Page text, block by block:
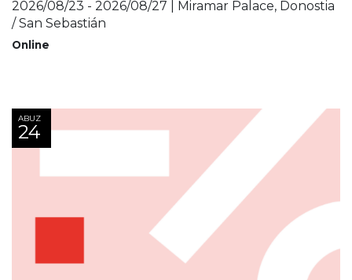
2026/08/23 - 2026/08/27 | Miramar Palace, Donostia
/ San Sebastián
Online
ABUZ
24